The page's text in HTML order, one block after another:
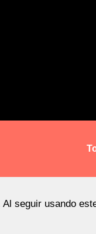
seguir usando